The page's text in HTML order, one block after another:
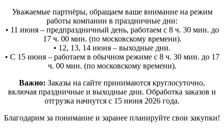
Уважаемые партнёры, обращаем ваше внимание на режим
работы компании в праздничные дни:
• 11 июня – предпраздничный день, работаем с 8 ч. 30 мин. до
17 ч. 00 мин. (по московскому времени).
• 12, 13, 14 июня – выходные дни.
• С 15 июня – работаем в обычном режиме с 8 ч. 30 мин. до 17
ч. 00 мин. (по московскому времени).
Важно: Заказы на сайте принимаются круглосуточно,
включая праздничные и выходные дни. Обработка заказов и
отгрузка начнутся с 15 июня 2026 года.
Благодарим за понимание и заранее планируйте свои закупки!